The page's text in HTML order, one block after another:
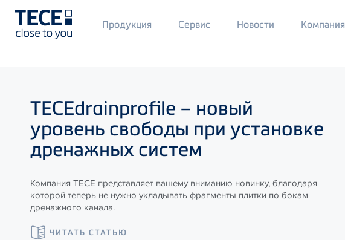
Main
Menü
Продукция Сервис Новости Main
Menu
Компания
TECEdrainprofile – новый
уровень свободы при установке
дренажных систем
Компания ТЕСЕ представляет вашему вниманию новинку, благодаря
которой теперь не нужно укладывать фрагменты плитки по бокам
дренажного канала.
ЧИТАТЬ СТАТЬЮ